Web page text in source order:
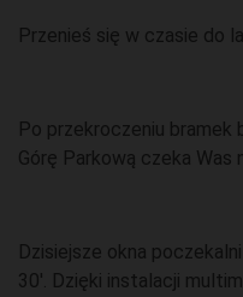
Przenieś się w czasie do
Po przekroczeniu
Górę Parkową czeka Was
Dzisiejsze okna
30'. Dzięki instalacji